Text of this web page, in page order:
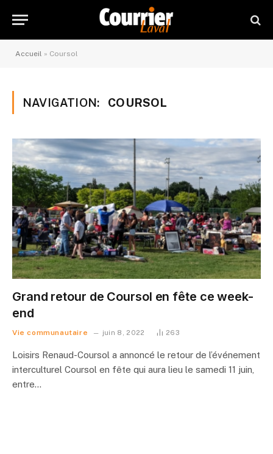
Accueil » Coursol
NAVIGATION: COURSOL
Grand retour de Coursol en fête ce week-
end
Vie communautaire juin 8, 2022 263
Loisirs Renaud-Coursol a annoncé le retour de l’événement
interculturel Coursol en fête qui aura lieu le samedi 11 juin,
entre…